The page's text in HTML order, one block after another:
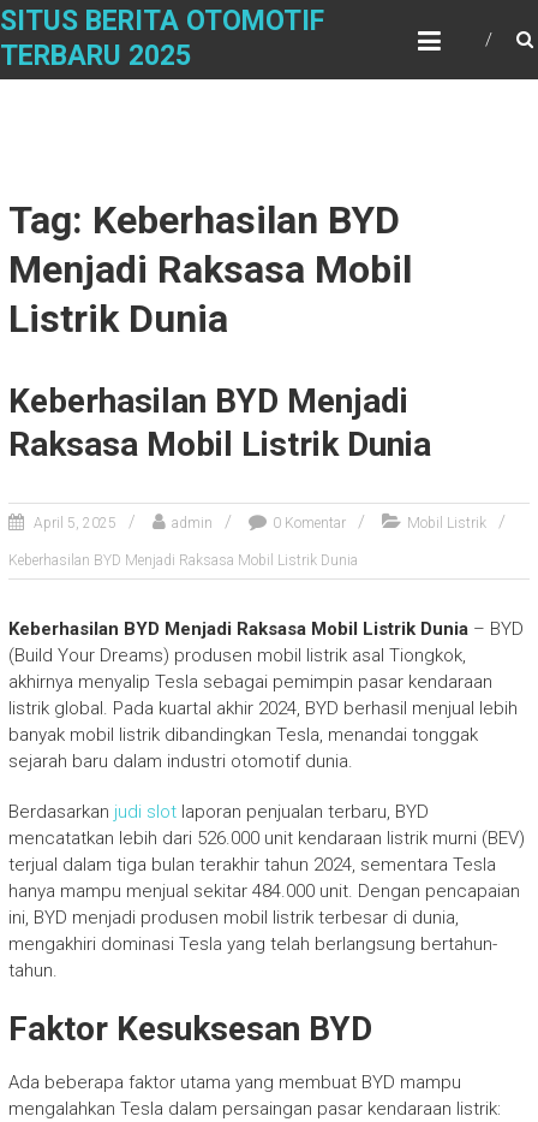
Skip
content
SITUS BERITA OTOMOTIF
TERBARU 2025
Tag: Keberhasilan BYD
Menjadi Raksasa Mobil
Listrik Dunia
Keberhasilan BYD Menjadi
Raksasa Mobil Listrik Dunia
April 5, 2025 admin 0 Komentar Mobil Listrik
Keberhasilan BYD Menjadi Raksasa Mobil Listrik Dunia
Keberhasilan BYD Menjadi Raksasa Mobil Listrik Dunia– BYD
(Build Your Dreams) produsen mobil listrik asal Tiongkok,
akhirnya menyalip Tesla sebagai pemimpin pasar kendaraan
listrik global. Pada kuartal akhir 2024, BYD berhasil menjual lebih
banyak mobil listrik dibandingkan Tesla, menandai tonggak
sejarah baru dalam industri otomotif dunia.
Berdasarkan judi slotlaporan penjualan terbaru, BYD
mencatatkan lebih dari 526.000 unit kendaraan listrik murni (BEV)
terjual dalam tiga bulan terakhir tahun 2024, sementara Tesla
hanya mampu menjual sekitar 484.000 unit. Dengan pencapaian
ini, BYD menjadi produsen mobil listrik terbesar di dunia,
mengakhiri dominasi Tesla yang telah berlangsung bertahun-
tahun.
Faktor Kesuksesan BYD
Ada beberapa faktor utama yang membuat BYD mampu
mengalahkan Tesla dalam persaingan pasar kendaraan listrik: